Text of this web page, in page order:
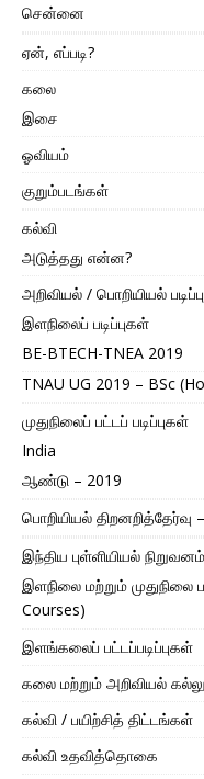
சென்னை
ஏன், எப்படி?
கலை
இசை
ஓவியம்
குறும்படங்கள்
கல்வி
அடுத்தது என்ன?
அறிவியல் / பொறியியல்
இளநிலைப் படிப்புகள்
BE-BTECH-TNEA 2019
TNAU UG 2019 – BSc
முதுநிலைப் பட்டப் படிப்புகள்
India
ஆண்டு – 2019
பொறியியல் திறனறித்தேர்வு
இந்திய புள்ளியியல்
இளநிலை மற்றும் முதுநிலை
Courses)
இளங்கலைப் பட்டப்படிப்புகள்
கலை மற்றும் அறிவியல்
கல்வி / பயிற்சித் திட்டங்கள்
கல்வி உதவித்தொகை